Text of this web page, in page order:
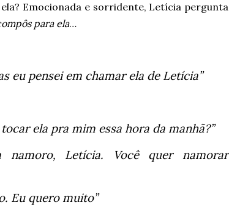
Emocionada e sorridente, Letícia pergunta
para ela…
eu pensei em chamar ela de Letícia”
ela pra mim essa hora da manhã?”
namoro, Letícia. Você quer namorar
Eu quero muito”